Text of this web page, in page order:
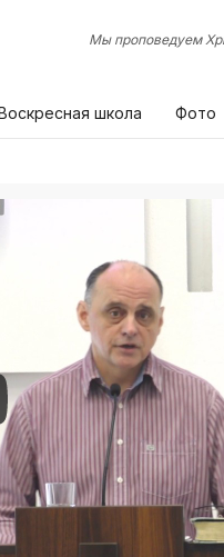
Мы проповедуем
школа Фото